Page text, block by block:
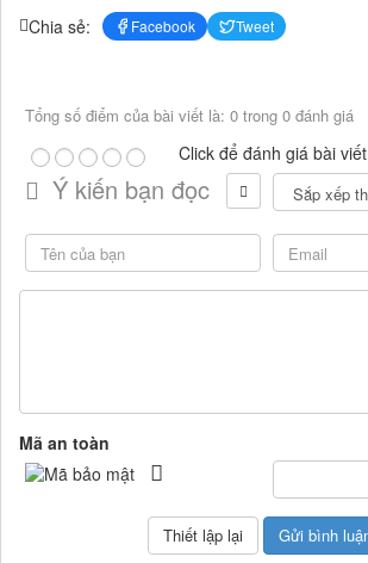
Chia sẻ: Facebook Tweet
Tổng số điểm của bài viết là: 0 trong 0 đánh giá
Click để đánh giá bài viết
Ý kiến bạn đọc
Mã an toàn